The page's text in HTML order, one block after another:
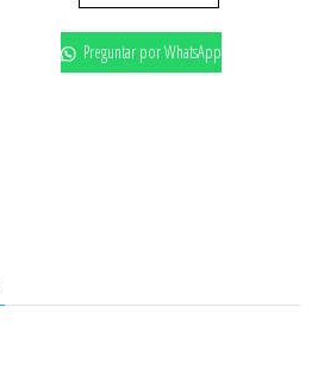
Preguntar por WhatsApp